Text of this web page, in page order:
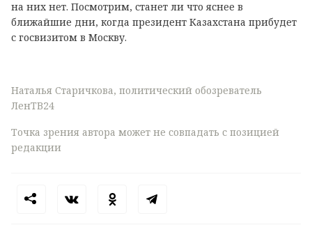
на них нет. Посмотрим, станет ли что яснее в
ближайшие дни, когда президент Казахстана прибудет
с госвизитом в Москву.
Наталья Старичкова, политический обозреватель
ЛенТВ24
Точка зрения автора может не совпадать с позицией
редакции